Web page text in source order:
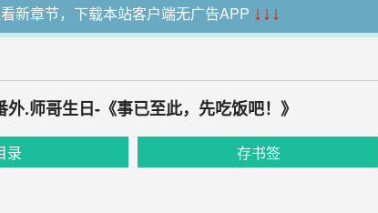
新章节，下载本站客户端无广告APP ↓↓↓
外.师哥生日-《事已至此，先吃饭吧！》
录 存书签